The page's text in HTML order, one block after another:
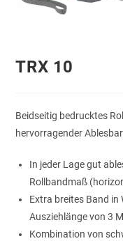
TRX 10
Beidseitig bedrucktes
hervorragender
In jeder Lage gut
Rollbandmaß
Extra breites Band in
Ausziehlänge von 3
Kombination von